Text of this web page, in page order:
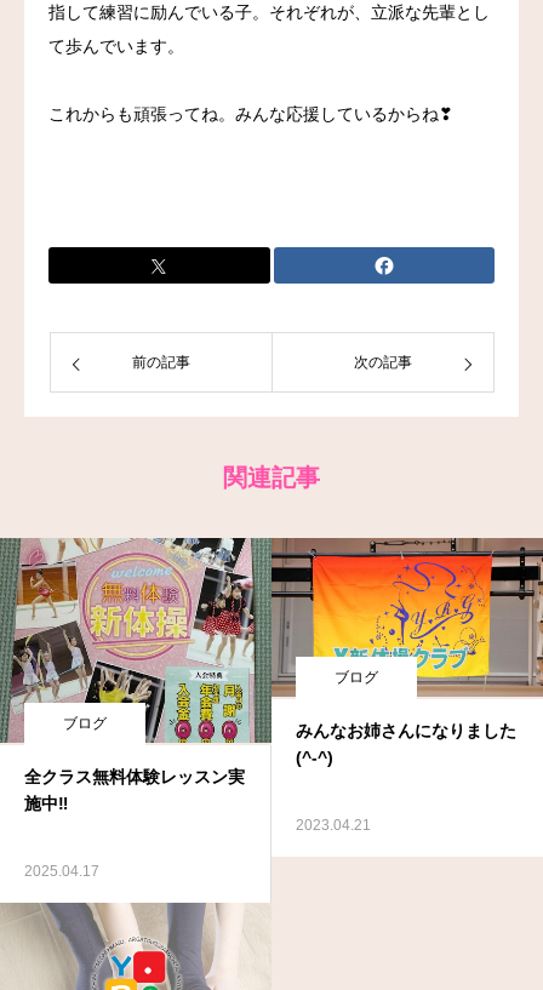
指して練習に励んでいる子。それぞれが、立派な先輩とし
て歩んでいます。
これからも頑張ってね。みんな応援しているからね❣
前の記事 次の記事
関連記事
ブログ
全クラス無料体験レッスン実
施中‼
2025.04.17
ブログ
みんなお姉さんになりました
(^-^)
2023.04.21